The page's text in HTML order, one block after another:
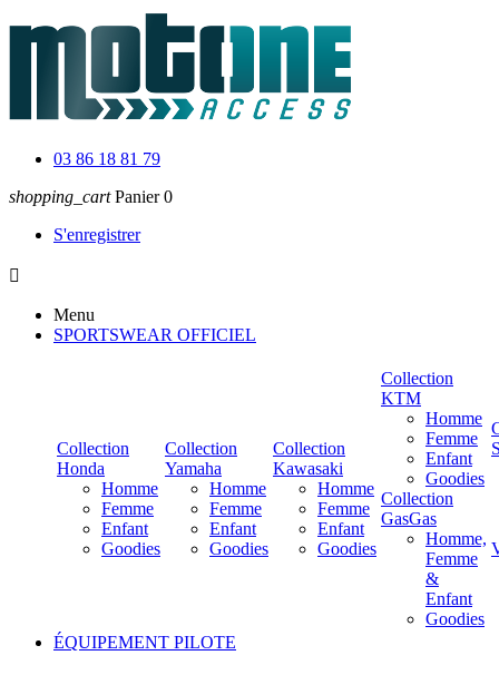
03 86 18 81 79
shopping_cart Panier 0
S'enregistrer

Menu
SPORTSWEAR OFFICIEL
Collection
Honda
Homme
Femme
Enfant
Goodies
Collection
Yamaha
Homme
Femme
Enfant
Goodies
Collection
Kawasaki
Homme
Femme
Enfant
Goodies
Collection
KTM
Homme
Femme
Enfant
Goodies
Collection
GasGas
Homme,
Femme
&
Enfant
Goodies
ÉQUIPEMENT PILOTE